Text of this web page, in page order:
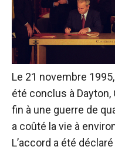
Le 21 novembre
été conclus à Dayton,
fin à une guerre de
a coûté la vie à
L’accord a été